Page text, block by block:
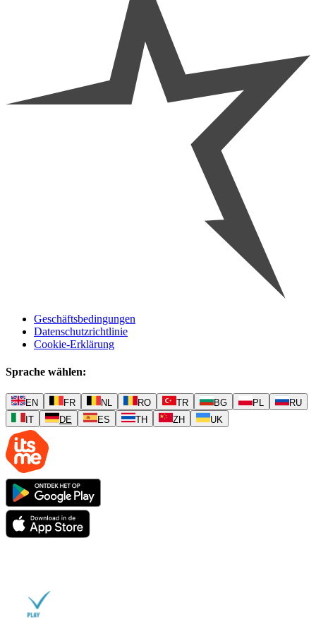
Geschäftsbedingungen
Datenschutzrichtlinie
Cookie-Erklärung
Sprache wählen:
EN FR NL RO TR BG PL
RU
IT
DE ES TH ZH UK